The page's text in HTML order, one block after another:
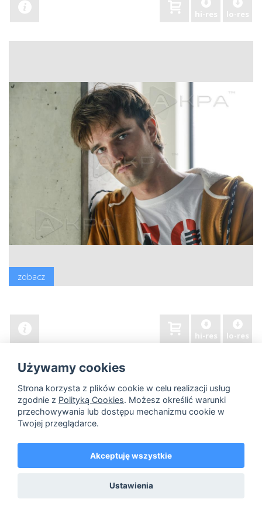
hi-res lo-res
zobacz
hi-res lo-res
Używamy cookies
Strona korzysta z plików cookie w celu realizacji usług
zgodnie z Polityką Cookies. Możesz określić warunki
przechowywania lub dostępu mechanizmu cookie w
Twojej przeglądarce.
Akceptuję wszystkie
Ustawienia